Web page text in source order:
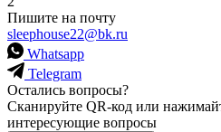
Пишите на почту
sleephouse22@bk.ru
Whatsapp
Telegram
Остались вопросы?
Сканируйте QR-код или
интересующие вопросы